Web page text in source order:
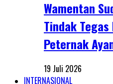
Wamentan
Tindak
Peternak
19 Juli 2026
INTERNASIONAL